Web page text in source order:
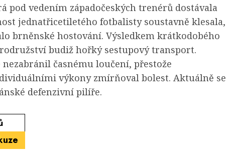
pod vedením západočeských trenérů dostávala
jednatřicetiletého fotbalisty soustavně klesala,
brněnské hostování. Výsledkem krátkodobého
budiž hořký sestupový transport.
nezabránil časnému loučení, přestože
výkony zmírňoval bolest. Aktuálně se
defenzivní pilíře.